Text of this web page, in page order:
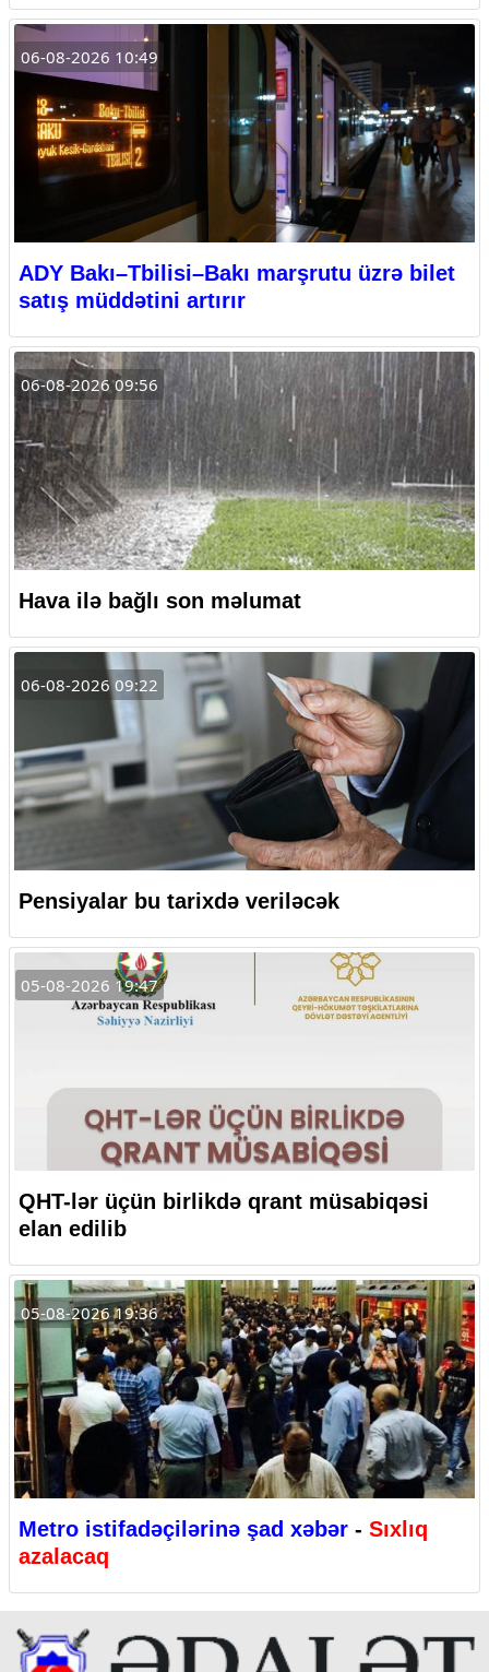
06-08-2026 10:49
ADY Bakı–Tbilisi–Bakı marşrutu üzrə bilet
satış müddətini artırır
06-08-2026 09:56
Hava ilə bağlı son məlumat
06-08-2026 09:22
Pensiyalar bu tarixdə veriləcək
05-08-2026 19:47
QHT-lər üçün birlikdə qrant müsabiqəsi
elan edilib
05-08-2026 19:36
Metro istifadəçilərinə şad xəbər - Sıxlıq
azalacaq